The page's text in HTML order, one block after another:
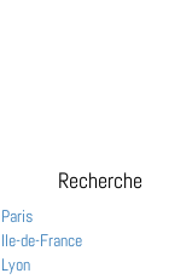
Recherche
Paris
Ile-de-France
Lyon